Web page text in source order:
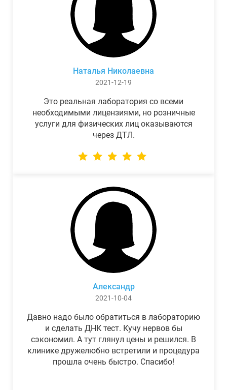
Наталья Николаевна
2021-12-19
Это реальная лаборатория со всеми
необходимыми лицензиями, но розничные
услуги для физических лиц оказываются
через ДТЛ.
Александр
2021-10-04
Давно надо было обратиться в лабораторию
и сделать ДНК тест. Кучу нервов бы
сэкономил. А тут глянул цены и решился. В
клинике дружелюбно встретили и процедура
прошла очень быстро. Спасибо!